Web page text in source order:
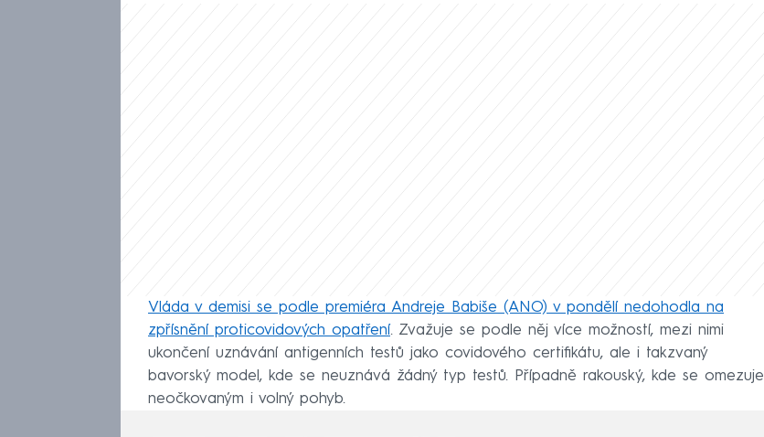
Vláda v demisi se podle premiéra Andreje Babiše (ANO) v pondělí nedohodla na
zpřísnění proticovidových opatření. Zvažuje se podle něj více možností, mezi nimi
ukončení uznávání antigenních testů jako covidového certifikátu, ale i takzvaný
bavorský model, kde se neuznává žádný typ testů. Případně rakouský, kde se omezuje
neočkovaným i volný pohyb.